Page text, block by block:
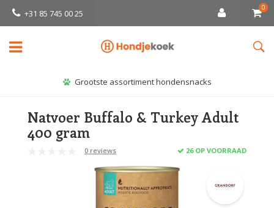
+31 85 745 00 25
0
Grootste assortiment hondensnacks
Natvoer Buffalo & Turkey Adult
400 gram
0 reviews 26 OP VOORRAAD